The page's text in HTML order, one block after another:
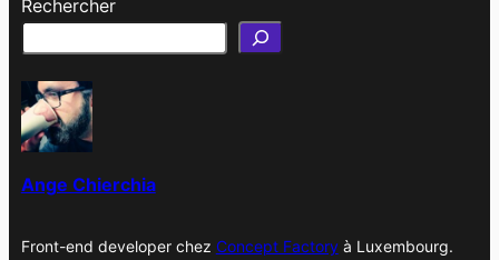
c
e
s
Rechercher
Ange Chierchia
Front-end developer chez Concept Factoryà Luxembourg.